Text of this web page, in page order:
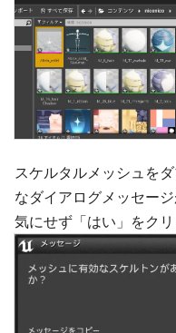
スケルタルメッシュを
なダイアログメッセー
気にせず「はい」をクリ